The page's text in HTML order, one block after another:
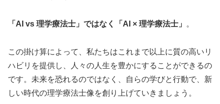
「AI vs 理学療法士」ではなく「AI × 理学療法士」 。
この掛け算によって、私たちはこれまで以上に質の高いリ
ハビリを提供し、人々の人生を豊かにすることができるの
です。未来を恐れるのではなく、自らの学びと行動で、新
しい時代の理学療法士像を創り上げていきましょう。